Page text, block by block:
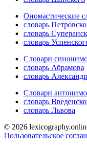
Ономастические
словарь
словарь
словарь
Словари
словарь Абрамова
словарь
Словари
словарь
словарь Львова
© 2026
Пользовательское